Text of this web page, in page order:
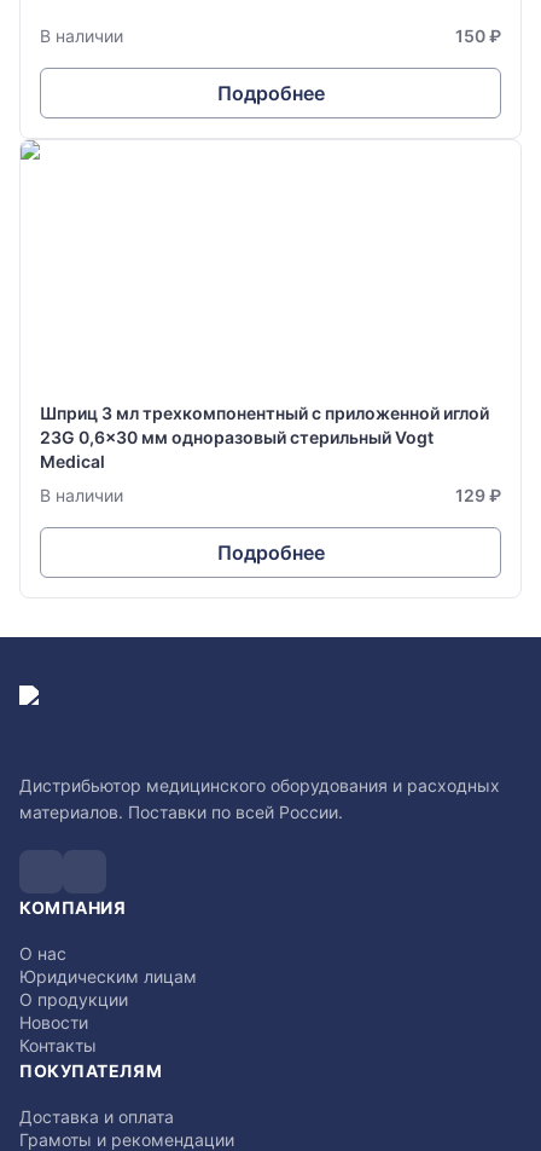
В наличии 150 ₽
Подробнее
Шприц 3 мл трехкомпонентный с приложенной иглой
23G 0,6x30 мм одноразовый стерильный Vogt
Medical
В наличии
129 ₽
Подробнее
Дистрибьютор медицинского оборудования и расходных
материалов. Поставки по всей России.
КОМПАНИЯ
О нас
Юридическим лицам
О продукции
Новости
Контакты
ПОКУПАТЕЛЯМ
Доставка и оплата
Грамоты и рекомендации